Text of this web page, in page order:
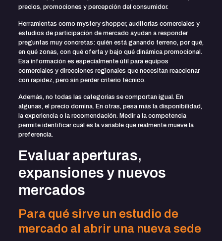
precios, promociones y percepción del consumidor.
Herramientas como mystery shopper, auditorías comerciales y
estudios de participación de mercado ayudan a responder
preguntas muy concretas: quién está ganando terreno, por qué,
en qué zonas, con qué oferta y bajo qué dinámica promocional.
Esa información es especialmente útil para equipos
comerciales y direcciones regionales que necesitan reaccionar
con rapidez, pero sin perder criterio técnico.
Además, no todas las categorías se comportan igual. En
algunas, el precio domina. En otras, pesa más la disponibilidad,
la experiencia o la recomendación. Medir a la competencia
permite identificar cuál es la variable que realmente mueve la
preferencia.
Evaluar aperturas,
expansiones y nuevos
mercados
Para qué sirve un estudio de
mercado al abrir una nueva sede